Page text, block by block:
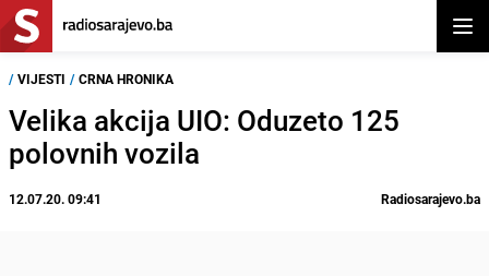
/ VIJESTI / CRNA HRONIKA
Velika akcija UIO: Oduzeto 125
polovnih vozila
12.07.20. 09:41 Radiosarajevo.ba